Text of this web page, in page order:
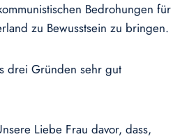
Bedrohungen für
zu Bewusstsein zu bringen.
drei Gründen sehr gut
Liebe Frau davor, dass,